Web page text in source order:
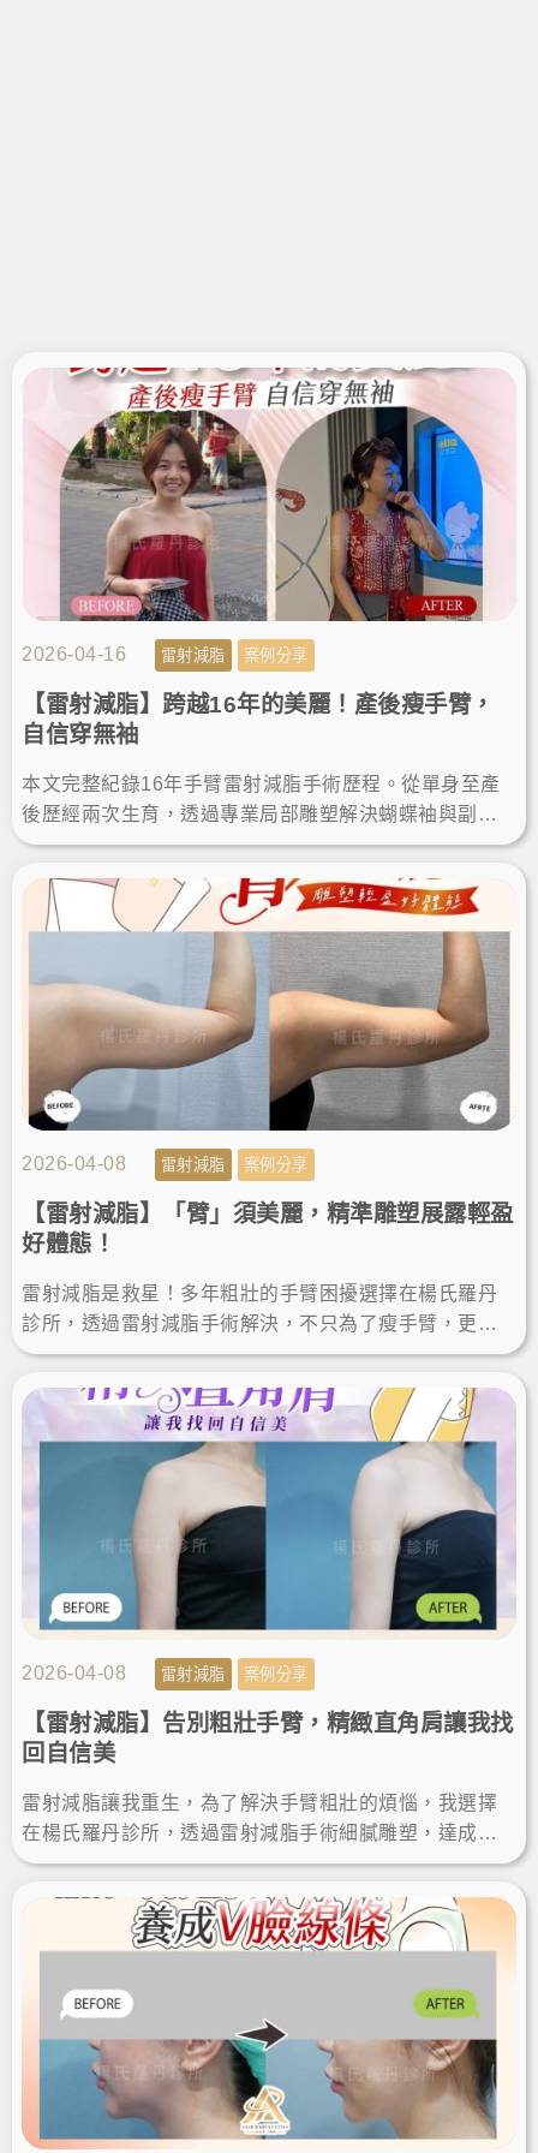
2026-04-16 雷射減脂 案例分享
【雷射減脂】跨越16年的美麗！產後瘦手臂，
自信穿無袖
本文完整紀錄16年手臂雷射減脂手術歷程。從單身至產
後歷經兩次生育，透過專業局部雕塑解決蝴蝶袖與副
乳。分享術後維持纖細體態的關鍵，給追求安全、有感
瘦手臂的人參考。
2026-04-08 雷射減脂 案例分享
【雷射減脂】「臂」須美麗，精準雕塑展露輕盈
好體態！
雷射減脂是救星！多年粗壯的手臂困擾選擇在楊氏羅丹
診所，透過雷射減脂手術解決，不只為了瘦手臂，更是
追求完美體態的精準雕塑。讓我徹底找回自信，輕鬆駕
馭無袖上衣！
2026-04-08 雷射減脂 案例分享
【雷射減脂】告別粗壯手臂，精緻直角肩讓我找
回自信美
雷射減脂讓我重生，為了解決手臂粗壯的煩惱，我選擇
在楊氏羅丹診所，透過雷射減脂手術細膩雕塑，達成瘦
手臂夢想。術後效果自然，體態視覺更顯瘦，變身直角
肩找回自信美。